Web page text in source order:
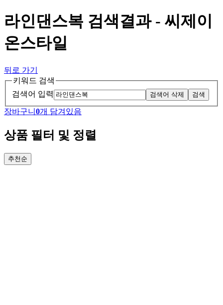
라인댄스복 검색결과 - 씨제이
온스타일
뒤로 가기
키워드 검색
검색어 입력
검색어 삭제 검색
장바구니 0개 담겨있음
상품 필터 및 정렬
추천순